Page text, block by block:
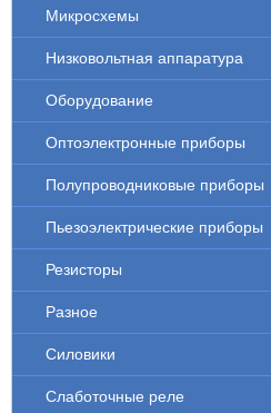
Микросхемы
Низковольтная аппаратура
Оборудование
Оптоэлектронные приборы
Полупроводниковые приборы
Пьезоэлектрические приборы
Резисторы
Разное
Силовики
Слаботочные реле